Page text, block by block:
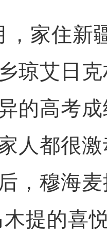
家住新
琼艾日
的高考
人都很
，穆海
木提的喜